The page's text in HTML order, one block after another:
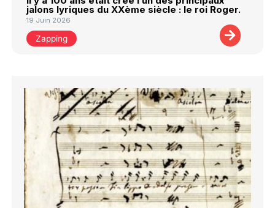
jalons lyriques du XXème siècle : le roi Roger.
19 Juin 2026
Zapping